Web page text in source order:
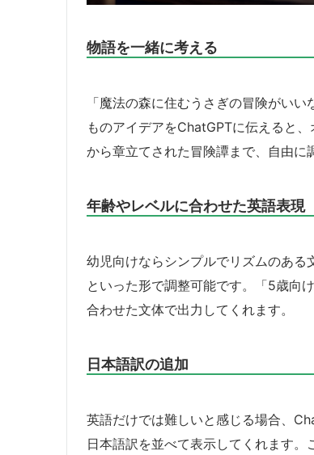
物語を一緒に考える
「魔法の森に住むうさぎの冒険がい
ものアイデアをChatGPTに伝えると
から章立てされた冒険譚まで、自由に
年齢やレベルに合わせた英語表現
幼児向けならシンプルでリズムのある
といった形で調整可能です。「5歳向
合わせた文体で出力してくれます。
日本語訳の追加
英語だけでは難しいと感じる場合、
日本語訳を並べて表示してくれます。